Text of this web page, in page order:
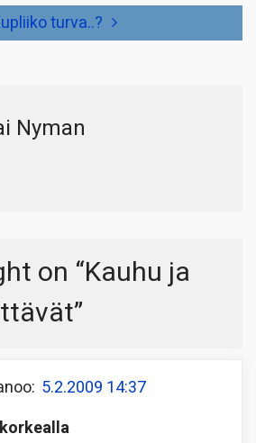
turva..?
Nyman
on “Kauhu ja
”
5.2.2009 14:37